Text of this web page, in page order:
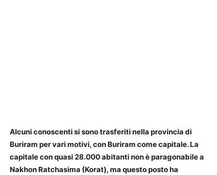
Alcuni conoscenti si sono trasferiti nella provincia di
Buriram per vari motivi, con Buriram come capitale. La
capitale con quasi 28.000 abitanti non è paragonabile a
Nakhon Ratchasima (Korat), ma questo posto ha